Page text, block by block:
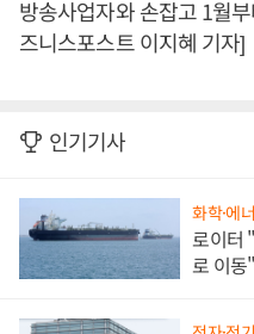
방송사업자와 손잡고 1월
즈니스포스트 이지혜 기자]
인기기사
화학·에
로이터
로 이동